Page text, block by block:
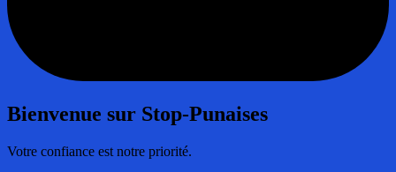
Bienvenue sur Stop-Punaises
Votre confiance est notre priorité.